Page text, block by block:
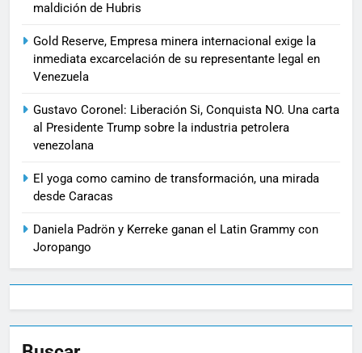
maldición de Hubris
Gold Reserve, Empresa minera internacional exige la
inmediata excarcelación de su representante legal en
Venezuela
Gustavo Coronel: Liberación Si, Conquista NO. Una carta
al Presidente Trump sobre la industria petrolera
venezolana
El yoga como camino de transformación, una mirada
desde Caracas
Daniela Padrön y Kerreke ganan el Latin Grammy con
Joropango